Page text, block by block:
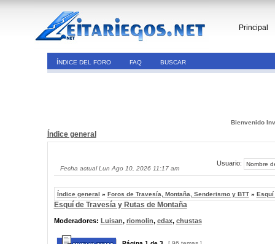
Principal
ÍNDICE DEL FORO FAQ BUSCAR
Bienvenido
Índice general
Fecha actual Lun Ago 10, 2026 11:17 am
Usuario:
Índice general » Foros de Travesía, Montaña, Senderismo y BTT» Esquí
Esquí de Travesía y Rutas de Montaña
Moderadores: Luisan, riomolin, edax, chustas